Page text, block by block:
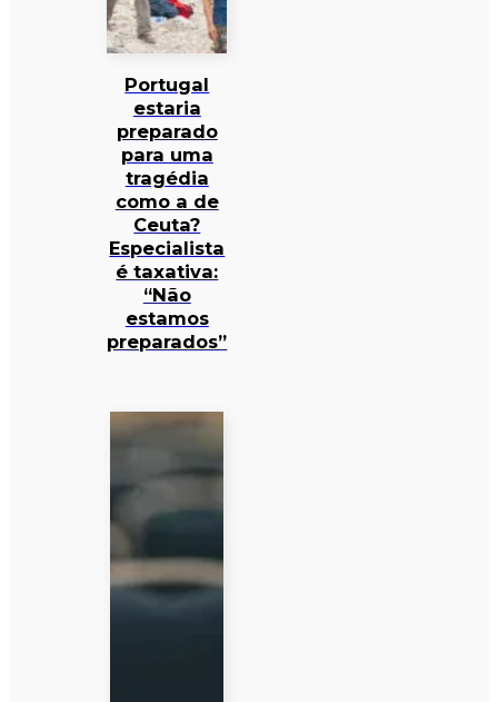
Portugal
estaria
preparado
para uma
tragédia
como a de
Ceuta?
Especialista
é taxativa:
“Não
estamos
preparados”